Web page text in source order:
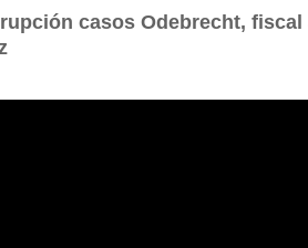
casos Odebrecht,